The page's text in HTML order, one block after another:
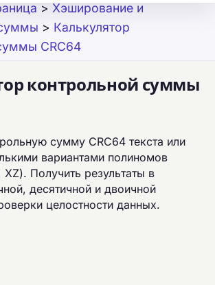
> Хэширование и
> Калькулятор
CRC64
контрольной суммы
сумму CRC64 текста или
вариантами полиномов
XZ). Получить результаты в
десятичной и двоичной
целостности данных.